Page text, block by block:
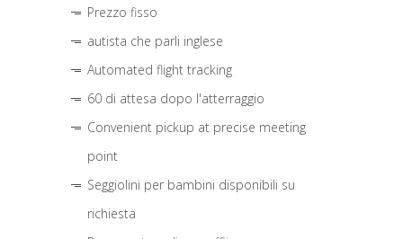
Prezzo fisso
autista che parli inglese
Automated flight tracking
60 di attesa dopo l'atterraggio
Convenient pickup at precise meeting
point
Seggiolini per bambini disponibili su
richiesta